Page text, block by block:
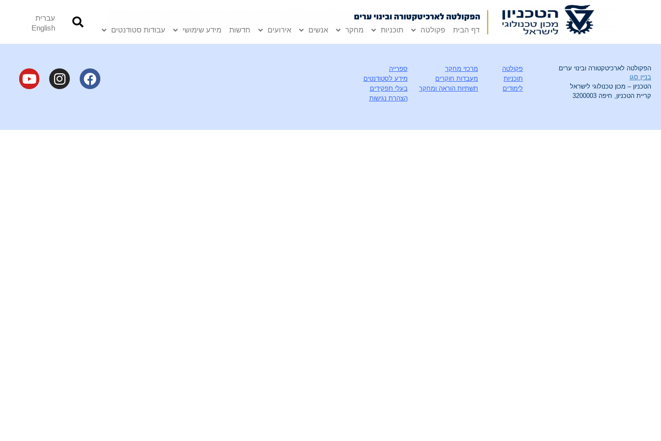
דף הבית פקולטה תוכניות מחקר אנשים אירועים חדשות מידע שימושי עבודות סטודנטים
עברית
English
הפקולטה לארכיטקטורה ובינוי ערים
בניין סגו
הטכניון – מכון טכנולוגי לישראל
קריית הטכניון, חיפה 3200003
פקולטה
תוכניות
לימודים
מרכזי מחקר
מעבדות חוקרים
תשתיות הוראה ומחקר
ספרייה
מידע לסטודנטים
בעלי תפקידים
הצהרת נגישות